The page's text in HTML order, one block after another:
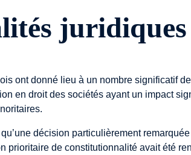
juridiques
ont donné lieu à un nombre significatif
en droit des sociétés ayant un impact
décision particulièrement
prioritaire de constitutionnalité avait été